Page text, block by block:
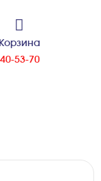
Корзина
53-70